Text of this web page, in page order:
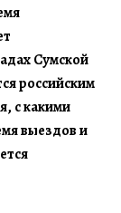
Сумской
российским
с какими
выездов и